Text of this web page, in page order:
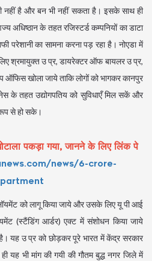
नहीं है और बन भी नहीं सकता है। इसके साथ ही
अधिष्ठान के तहत रजिस्टर्ड कम्पनियों का डाटा
का सामना करना पड़ रहा है। नोएडा में
श्रमायुक्त उ प्र, डायरेक्टर ऑफ बायलर उ प्र,
खोला जाये ताकि लोगों को भागकर कानपुर
तहत उद्योगपतिय को सुविधाएँ मिल सकें और
से हो सके।
पकड़ा गया, जानने के लिए लिंक पे
news/6-crore-
को लागू किया जाये और उसके लिए यू पी आई
(स्टैंडिंग आर्डर) एक्ट में संशोधन किया जाये
यह उ प्र को छोड़कर पूरे भारत में केंद्र सरकार
यह भी मांग की गयी की गौतम बुद्ध नगर जिले में